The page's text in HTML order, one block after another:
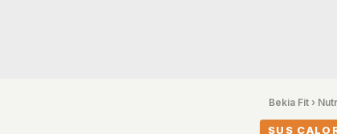
Bekia Fit ›
SUS